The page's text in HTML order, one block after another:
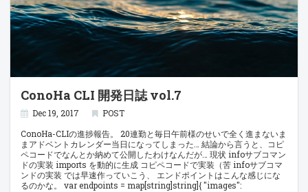
がconfigファイルを返す為、spec.tomlを操ろうと思ったらRead関数が
使用済みの為に困ってしまう。 一旦はこの2つにリファクタリングしよ
う。 config endpoints 書籍を購入して勉強しているのだが、ディレク
トリによるパッケージはサブディレクトリを切ればネスト出来るので
Node.js的な管理方法も十分可能に思える。 この辺を視野にいれて調査
していこう。 参考サイト: パッケージについて - はじめてのGo言語 Go言
語入門 複数環境のリリースに関して GitHubではタグを打った後、ファ
るらしい。 64bitのWindows、Mac、Linuxの3つくらいは上げておき
たいから勉強必須。 ゆくゆくはMakefileかなんかで一撃でリリース出来
るようにしたい。 参考サイト: Go のクロスコンパイル環境構築 - Qiita
するワンライナー - Qiita GitHubのリリース機能を使う - Qiita Creating
Releases - GitHub Help Release Your Software SSHに関して Golang
にはSSHパッケージがデフォルトで用意されており、osの標準入力/出
力につなげてやると簡単に実装出来るとのこと。 これによりWindows
環境でも（多分）動作するSSHになりうる。 でもメインが電車による
SSH接続なのでMoshにも対応したいなあ。。。 というわけで、もう少
ConoHa CLI 開発日誌 vol.7
Dec 19, 2017
POST
ConoHa-CLIの進捗報告。 20連勤と毎日午前様のせいで全く進まないま
まアドベントカレンダー当日になってしまった… 結論から言うと、コピ
ペコードでなんとか納めて公開したわけなんだが… 現状 infoサブコマン
ドの実装 imports を動的に生成 コピペコードで実装（苦 infoサブコマ
ンドの実装 では早速作っていこう、 エンドポイントはこんな感じにな
るのかな。 var endpoints = map[string]string]{ "images":